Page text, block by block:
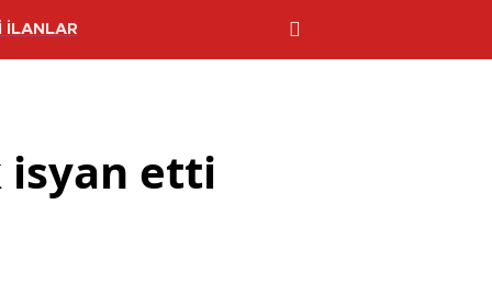
İLANLAR
isyan etti